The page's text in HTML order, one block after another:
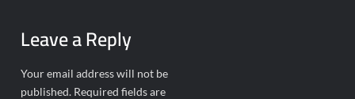
Leave a Reply
Your email address will not be
published. Required fields are